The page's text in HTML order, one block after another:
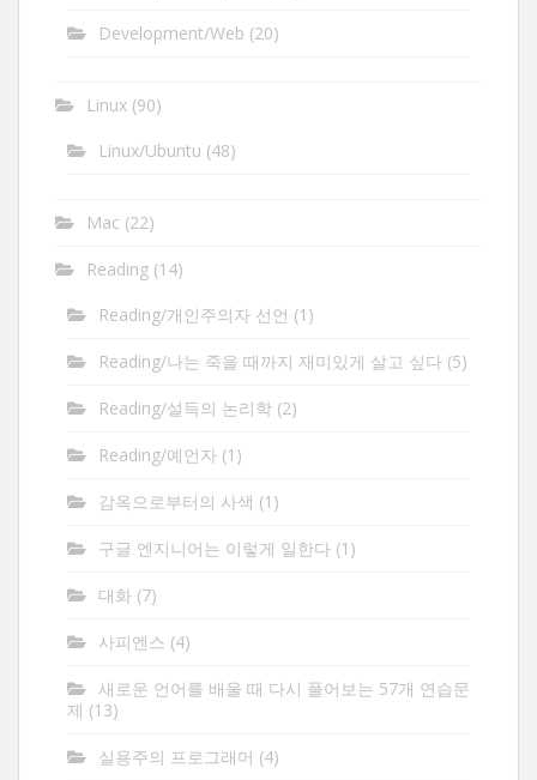
Development/Web (20)
Linux (90)
Linux/Ubuntu (48)
Mac (22)
Reading (14)
Reading/개인주의자 선언 (1)
Reading/나는 죽을 때까지 재미있게 살고 싶다 (5)
Reading/설득의 논리학 (2)
Reading/예언자 (1)
감옥으로부터의 사색 (1)
구글 엔지니어는 이렇게 일한다 (1)
대화 (7)
사피엔스 (4)
새로운 언어를 배울 때 다시 풀어보는 57개 연습문
제 (13)
실용주의 프로그래머 (4)